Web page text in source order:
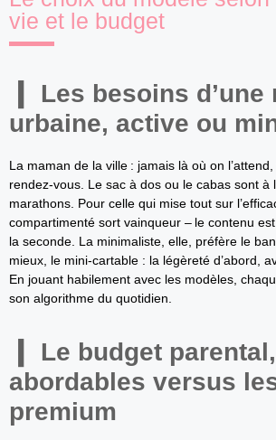
vie et le budget
Les besoins d’une
urbaine, active ou
La maman de la ville : jamais là où on
rendez-vous. Le sac à dos ou le cabas sont à
marathons. Pour celle qui mise tout sur
compartimenté sort vainqueur – le contenu
la seconde. La minimaliste, elle, préfère le
mieux, le mini-cartable : la légèreté d’abord,
En jouant habilement avec les modèles,
son algorithme du quotidien.
Le budget
abordables versus
premium